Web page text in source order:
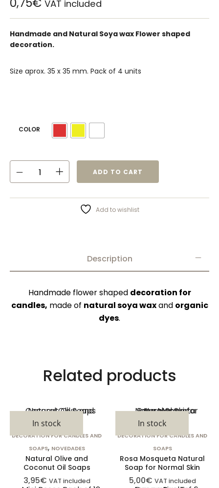
VAT included
Handmade and Natural Soya wax Flower shaped
decoration.
Size aprox. 35 x 35 mm. Pack of 4 units
COLOR
ADD TO CART
Add to wishlist
Description
Handmade flower shaped decoration for
candles, made of natural soya waxand organic
dyes.
Related products
In stock
DECORATION FOR CANDLES AND
SOAPS, NOVEDADES
Natural Olive and
Coconut Oil Soaps
3,95€ VAT included
In stock
DECORATION FOR CANDLES AND
SOAPS
Rosa Mosqueta Natural
Soap for Normal Skin
5,00€ VAT included